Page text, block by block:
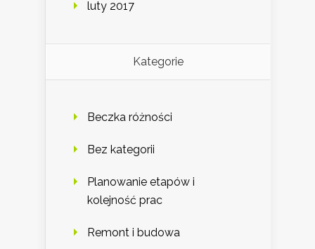
luty 2017
Kategorie
Beczka różności
Bez kategorii
Planowanie etapów i
kolejność prac
Remont i budowa